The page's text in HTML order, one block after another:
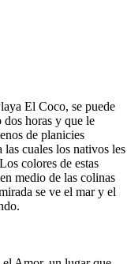
El Coco, se puede
horas y que le
de planicies
las cuales los nativos les
colores de estas
medio de las colinas
se ve el mar y el